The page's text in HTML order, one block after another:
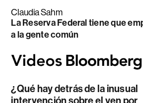
Claudia Sahm
La Reserva Federal tiene que
a la gente común
¿Qué hay detrás de la inusual
intervención sobre el yen por